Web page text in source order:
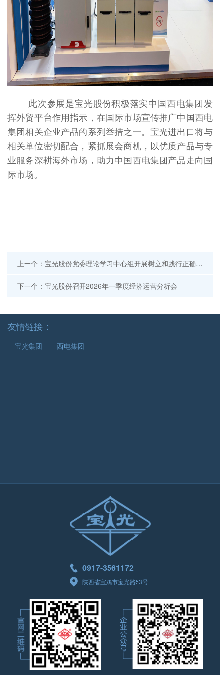
此次参展是宝光股份积极落实中国西电集团发
挥外贸平台作用指示，在国际市场宣传推广中国西电
集团相关企业产品的系列举措之一。宝光进出口将与
相关单位密切配合，紧抓展会商机，以优质产品与专
业服务深耕海外市场，助力中国西电集团产品走向国
际市场。
上一个：宝光股份党委理论学习中心组开展树立和践行正确政绩观专题学习
下一个：宝光股份召开2026年一季度经济运营分析会
友情链接：
宝光集团 西电集团
0917-3561172
陕西省宝鸡市宝光路53号